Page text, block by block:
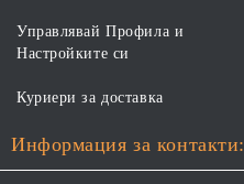
Управлявай Профила и
Настройките си
Куриери за доставка
Информация за контакти: